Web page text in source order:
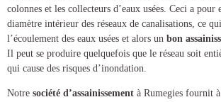
colonnes et les collecteurs d’eaux usées. Ceci a
diamètre intérieur des réseaux de canalisations, ce
l’écoulement des eaux usées et alors un bon
Il peut se produire quelquefois que le réseau soit
qui cause des risques d’inondation.
Notre société d’assainissement à Rumegies fournit à